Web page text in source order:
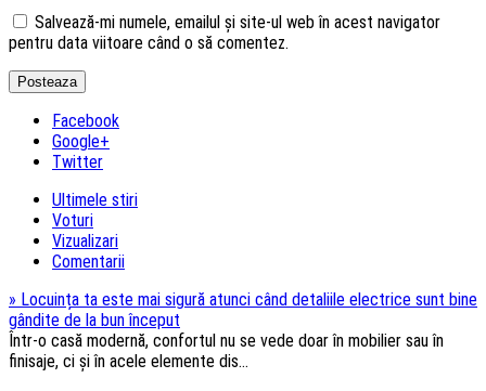
Salvează-mi numele, emailul și site-ul web în acest navigator
pentru data viitoare când o să comentez.
Facebook
Google+
Twitter
Ultimele stiri
Voturi
Vizualizari
Comentarii
» Locuința ta este mai sigură atunci când detaliile electrice sunt bine
gândite de la bun început
Într-o casă modernă, confortul nu se vede doar în mobilier sau în
finisaje, ci și în acele elemente dis...